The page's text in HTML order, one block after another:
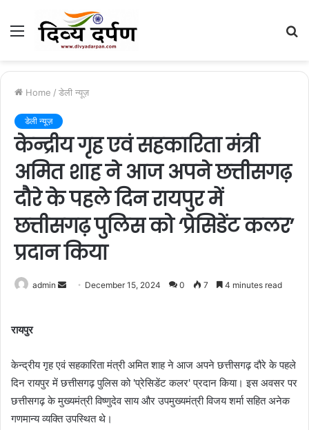
Menu
Home / डेली न्यूज़
डेली न्यूज़
केन्द्रीय गृह एवं सहकारिता मंत्री
अमित शाह ने आज अपने छत्तीसगढ़
दौरे के पहले दिन रायपुर में
छत्तीसगढ़ पुलिस को ‘प्रेसिडेंट कलर’
प्रदान किया
admin
n
e
m
a
December 15, 2024 0 7 4 minutes read
रायपुर
केन्द्रीय गृह एवं सहकारिता मंत्री अमित शाह ने आज अपने छत्तीसगढ़ दौरे के पहले
दिन रायपुर में छत्तीसगढ़ पुलिस को 'प्रेसिडेंट कलर' प्रदान किया। इस अवसर पर
छत्तीसगढ़ के मुख्यमंत्री विष्णुदेव साय और उपमुख्यमंत्री विजय शर्मा सहित अनेक
गणमान्य व्यक्ति उपस्थित थे।